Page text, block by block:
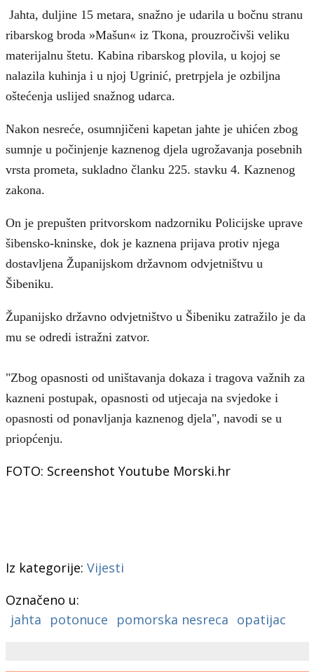
Jahta, duljine 15 metara, snažno je udarila u bočnu stranu
ribarskog broda »Mašun« iz Tkona, prouzročivši veliku
materijalnu štetu. Kabina ribarskog plovila, u kojoj se
nalazila kuhinja i u njoj Ugrinić, pretrpjela je ozbiljna
oštećenja uslijed snažnog udarca.
Nakon nesreće, osumnjičeni kapetan jahte je uhićen zbog
sumnje u počinjenje kaznenog djela ugrožavanja posebnih
vrsta prometa, sukladno članku 225. stavku 4. Kaznenog
zakona.
On je prepušten pritvorskom nadzorniku Policijske uprave
šibensko-kninske, dok je kaznena prijava protiv njega
dostavljena Županijskom državnom odvjetništvu u
Šibeniku.
Županijsko državno odvjetništvo u Šibeniku zatražilo je da
mu se odredi istražni zatvor.
"Zbog opasnosti od uništavanja dokaza i tragova važnih za
kazneni postupak, opasnosti od utjecaja na svjedoke i
opasnosti od ponavljanja kaznenog djela", navodi se u
priopćenju.
FOTO: Screenshot Youtube Morski.hr
Iz kategorije: Vijesti
Označeno u:
jahta
potonuce pomorska nesreca opatijac